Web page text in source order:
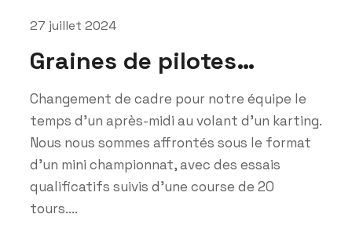
27 juillet 2024
Graines de pilotes…
Changement de cadre pour notre équipe le
temps d’un après-midi au volant d’un karting.
Nous nous sommes affrontés sous le format
d’un mini championnat, avec des essais
qualificatifs suivis d’une course de 20
tours....